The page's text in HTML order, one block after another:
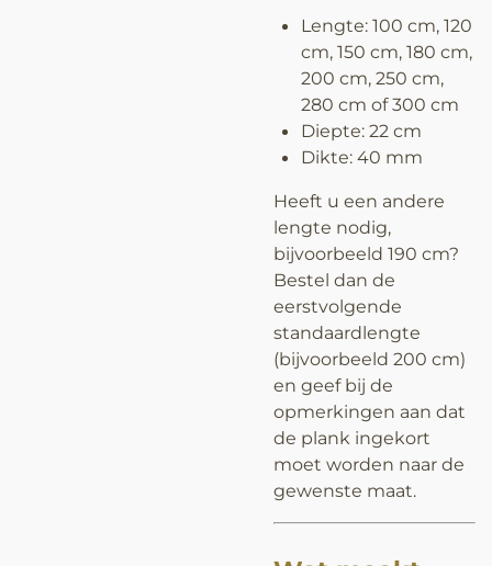
Lengte: 100 cm, 120
cm, 150 cm, 180 cm,
200 cm, 250 cm,
280 cm of 300 cm
Diepte: 22 cm
Dikte: 40 mm
Heeft u een andere
lengte nodig,
bijvoorbeeld 190 cm?
Bestel dan de
eerstvolgende
standaardlengte
(bijvoorbeeld 200 cm)
en geef bij de
opmerkingen aan dat
de plank ingekort
moet worden naar de
gewenste maat.